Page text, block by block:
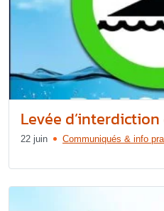
Levée
22 juin Communiqués & info